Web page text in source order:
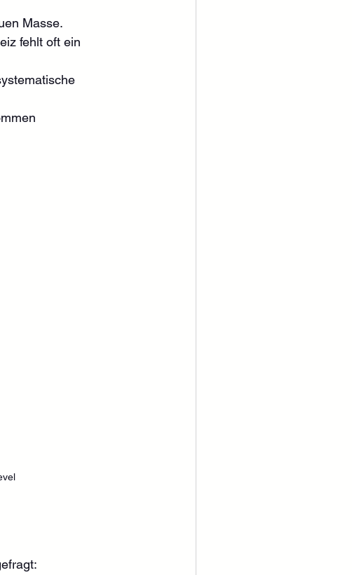
Masse.
fehlt oft ein